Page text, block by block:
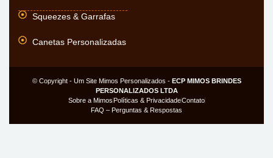
Squeezes & Garrafas
Canetas Personalizadas
© Copyright - Um Site Mimos Personalizados - ECP MIMOS BRINDES
PERSONALIZADOS LTDA
Sobre a Mimos Políticas & PrivacidadeContato
FAQ – Perguntas & Respostas